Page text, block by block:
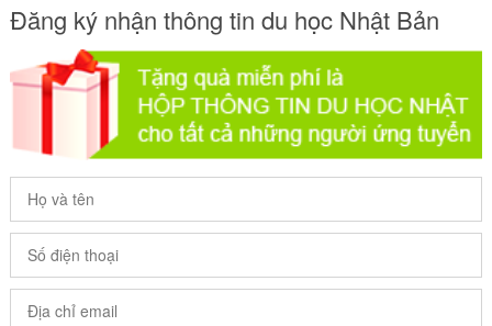
Đăng ký nhận thông tin du học Nhật Bản